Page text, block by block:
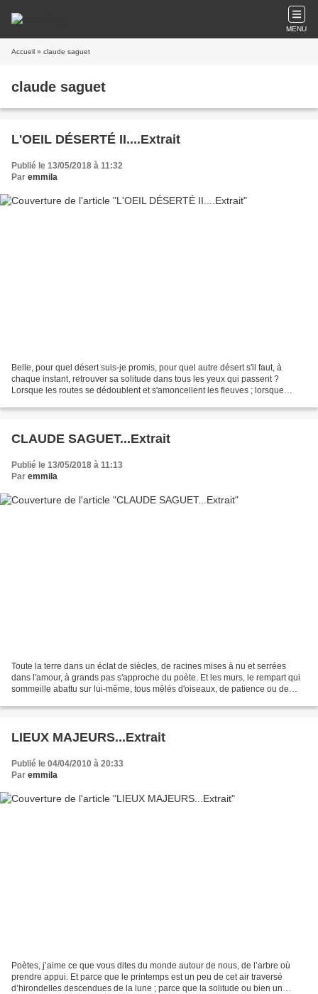
MENU
Accueil » claude saguet
claude saguet
L'OEIL DÉSERTÉ II....Extrait
Publié le 13/05/2018 à 11:32
Par emmila
Belle, pour quel désert suis-je promis, pour quel autre désert s'il faut, à
chaque instant, retrouver sa solitude dans tous les yeux qui passent ?
Lorsque les routes se dédoublent et s'amoncellent les fleuves ; lorsque
CLAUDE SAGUET...Extrait
Publié le 13/05/2018 à 11:13
Par emmila
Toute la terre dans un éclat de siècles, de racines mises à nu et serrées
dans l'amour, à grands pas s'approche du poète. Et les murs, le rempart qui
sommeille abattu sur lui-même, tous mêlés d'oiseaux, de patience ou de
LIEUX MAJEURS...Extrait
Publié le 04/04/2010 à 20:33
Par emmila
Poètes, j’aime ce que vous dites du monde autour de nous, de l’arbre où
prendre appui. Et parce que le printemps est un peu de cet air traversé
d’hirondelles descendues de la lune ; parce que la solitude ou bien un